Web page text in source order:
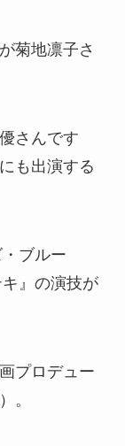
菊地凛子さ
さんです
も出演する
ブルー
』の演技が
プロデュー
。